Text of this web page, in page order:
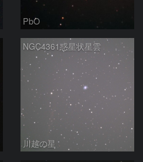
PbO
NGC4361惑星状星雲
川越の星